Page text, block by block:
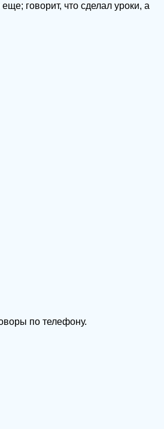
говорит, что сделал уроки, а
по телефону.